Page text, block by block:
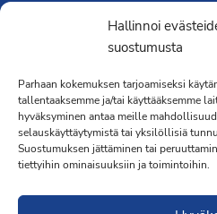
Hallinnoi
suostumusta
Parhaan kokemuksen tarjoamiseksi
tallentaaksemme ja/tai käyttääksemme
hyväksyminen antaa meille
selauskäyttäytymistä tai yksilöllisiä
Suostumuksen jättäminen tai
tiettyihin ominaisuuksiin ja toimintoihin.
Yhdistyksen
Laivapojankatu 3 C, 00180 Helsinki
toimisto@propo.fi
Saavutettavuusseloste »
Toiminnanjohtaja